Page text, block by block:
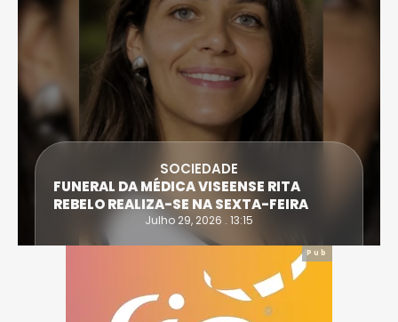
SOCIEDADE
FUNERAL DA MÉDICA VISEENSE RITA
REBELO REALIZA-SE NA SEXTA-FEIRA
Julho 29, 2026 . 13:15
Pub